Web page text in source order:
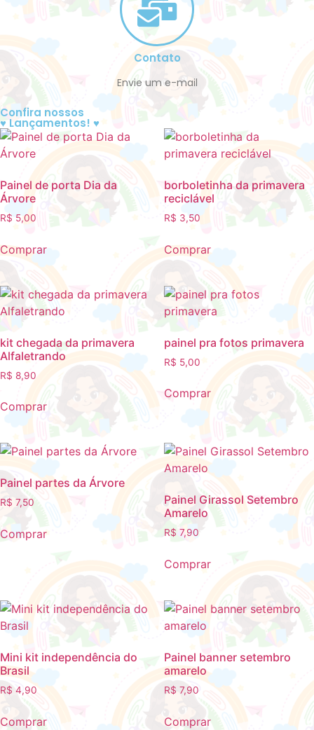
Contato
Envie um e-mail
Confira nossos
♥ Lançamentos! ♥
Painel de porta Dia da
Árvore
R$ 5,00
Comprar
borboletinha da primavera
reciclável
R$ 3,50
Comprar
kit chegada da primavera
Alfaletrando
R$ 8,90
Comprar
painel pra fotos primavera
R$ 5,00
Comprar
Painel partes da Árvore
R$ 7,50
Comprar
Painel Girassol Setembro
Amarelo
R$ 7,90
Comprar
Mini kit independência do
Brasil
R$ 4,90
Comprar
Painel banner setembro
amarelo
R$ 7,90
Comprar